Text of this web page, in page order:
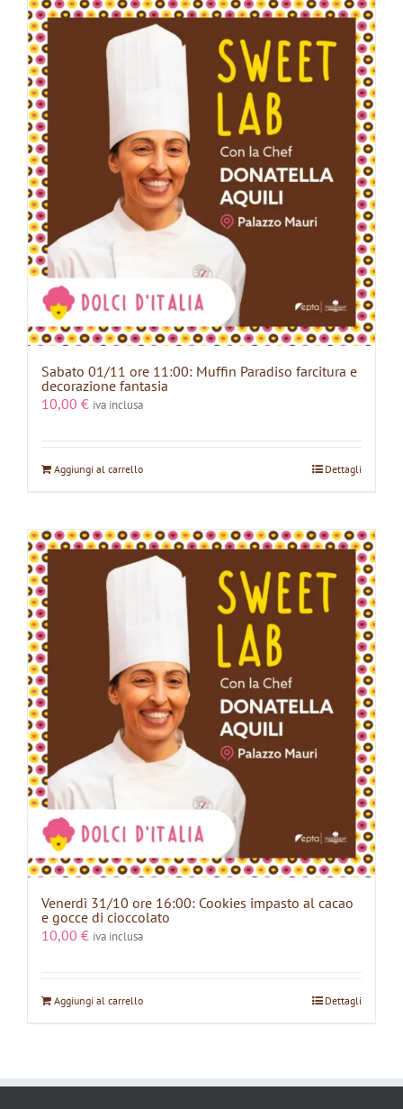
Sabato 01/11 ore 11:00: Muffin Paradiso farcitura e
decorazione fantasia
10,00 € iva inclusa
Aggiungi al carrello Dettagli
Venerdì 31/10 ore 16:00: Cookies impasto al cacao
e gocce di cioccolato
10,00 € iva inclusa
Aggiungi al carrello Dettagli